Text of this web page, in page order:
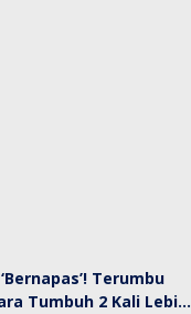
Terumbu
Tumbuh 2 Kali Lebi…